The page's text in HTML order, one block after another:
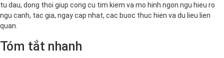
tu dau, dong thoi giup cong cu tim kiem va mo hinh ngon ngu hieu ro
ngu canh, tac gia, ngay cap nhat, cac buoc thuc hien va du lieu lien
quan.
Tóm tắt nhanh